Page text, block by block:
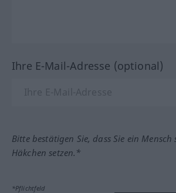
Ihre E-Mail-Adresse (optional)
Bitte bestätigen Sie, dass Sie ein
Häkchen setzen.*
*Pflichtfeld